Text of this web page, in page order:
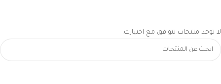
لا توجد منتجات تتوافق مع اختيارك.